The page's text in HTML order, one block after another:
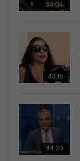
34:04
43:15
44:20